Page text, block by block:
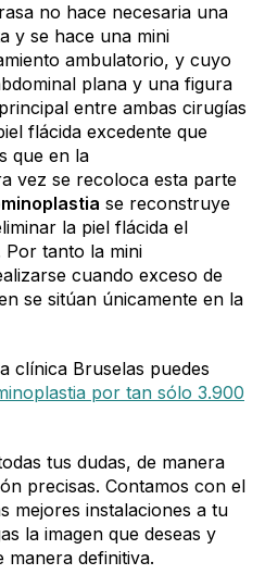
no hace necesaria una
y se hace una mini
ambulatorio, y cuyo
plana y una figura
principal entre ambas cirugías
flácida excedente que
que en la
vez se recoloca esta parte
se reconstruye
la piel flácida el
tanto la mini
cuando exceso de
se sitúan únicamente en la
clínica Bruselas puedes
por tan sólo 3.900
tus dudas, de manera
precisas. Contamos con el
mejores instalaciones a tu
la imagen que deseas y
manera definitiva.